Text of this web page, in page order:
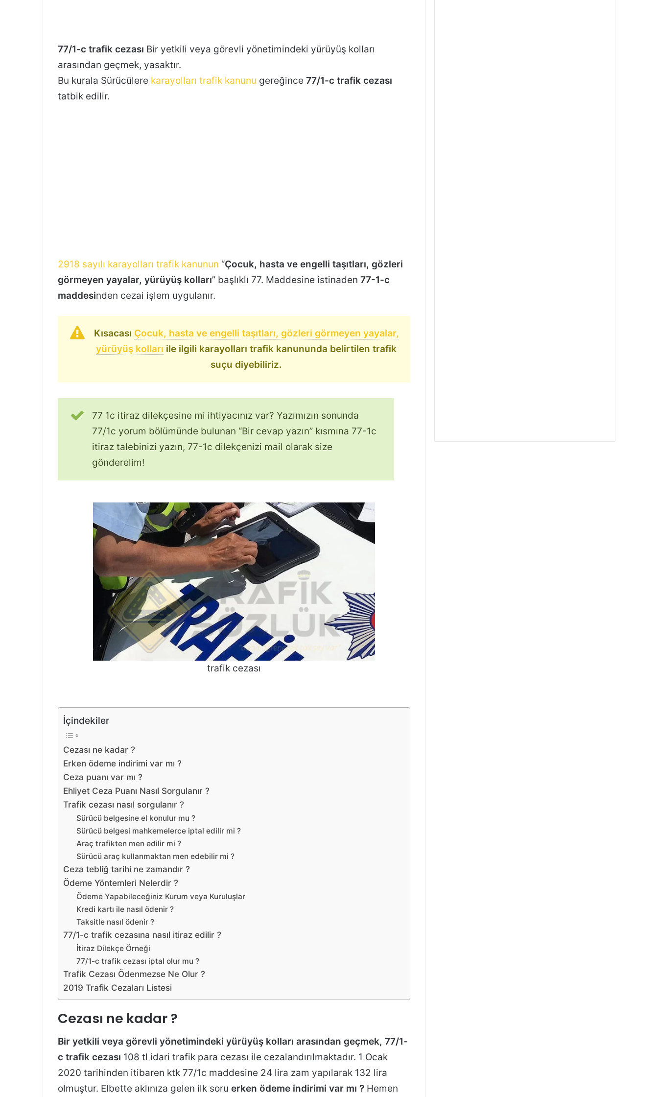
77/1-c trafik cezası Bir yetkili veya görevli yönetimindeki yürüyüş kolları
arasından geçmek, yasaktır.
Bu kurala Sürücülere karayolları trafik kanunu gereğince 77/1-c trafik cezası
tatbik edilir.
2918 sayılı karayolları trafik kanunun “Çocuk, hasta ve engelli taşıtları, gözleri
görmeyen yayalar, yürüyüş kolları” başlıklı 77. Maddesine istinaden 77-1-c
maddesinden cezai işlem uygulanır.
Kısacası Çocuk, hasta ve engelli taşıtları, gözleri görmeyen yayalar,
yürüyüş kolları ile ilgili karayolları trafik kanununda belirtilen trafik
suçu diyebiliriz.
77 1c itiraz dilekçesine mi ihtiyacınız var? Yazımızın sonunda
77/1c yorum bölümünde bulunan “Bir cevap yazın” kısmına 77-1c
itiraz talebinizi yazın, 77-1c dilekçenizi mail olarak size
gönderelim!
trafik cezası
İçindekiler
Cezası ne kadar ?
Erken ödeme indirimi var mı ?
Ceza puanı var mı ?
Ehliyet Ceza Puanı Nasıl Sorgulanır ?
Trafik cezası nasıl sorgulanır ?
Sürücü belgesine el konulur mu ?
Sürücü belgesi mahkemelerce iptal edilir mi ?
Araç trafikten men edilir mi ?
Sürücü araç kullanmaktan men edebilir mi ?
Ceza tebliğ tarihi ne zamandır ?
Ödeme Yöntemleri Nelerdir ?
Ödeme Yapabileceğiniz Kurum veya Kuruluşlar
Kredi kartı ile nasıl ödenir ?
Taksitle nasıl ödenir ?
77/1-c trafik cezasına nasıl itiraz edilir ?
İtiraz Dilekçe Örneği
77/1-c trafik cezası iptal olur mu ?
Trafik Cezası Ödenmezse Ne Olur ?
2019 Trafik Cezaları Listesi
Cezası ne kadar ?
Bir yetkili veya görevli yönetimindeki yürüyüş kolları arasından geçmek, 77/1-
c trafik cezası 108 tl idari trafik para cezası ile cezalandırılmaktadır. 1 Ocak
2020 tarihinden itibaren ktk 77/1c maddesine 24 lira zam yapılarak 132 lira
olmuştur. Elbette aklınıza gelen ilk soru erken ödeme indirimi var mı ? Hemen